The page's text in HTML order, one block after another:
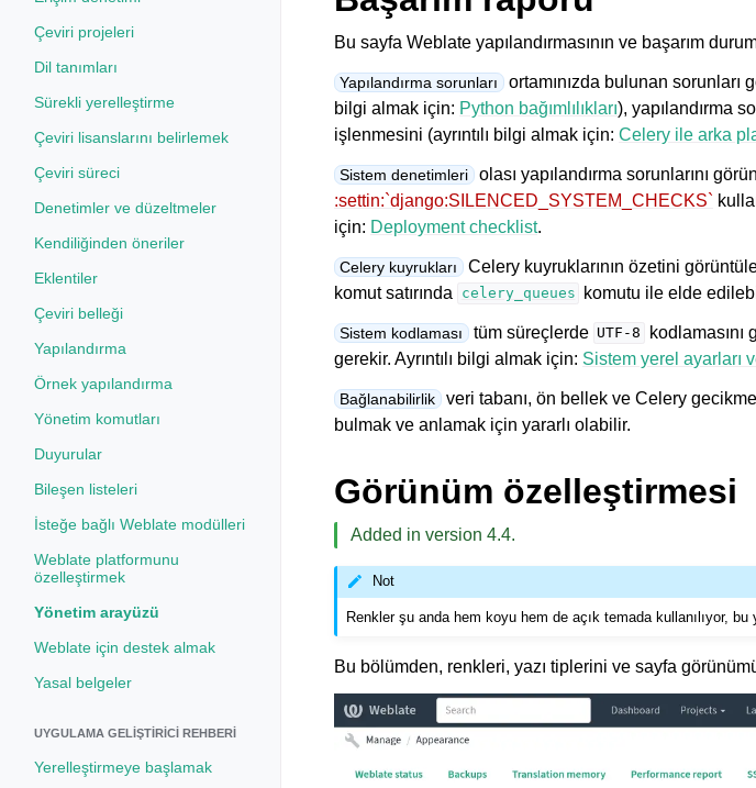
Çeviri projeleri
Dil tanımları
Sürekli yerelleştirme
Çeviri lisanslarını belirlemek
Çeviri süreci
Denetimler ve düzeltmeler
Kendiliğinden öneriler
Eklentiler
Çeviri belleği
Yapılandırma
Örnek yapılandırma
Yönetim komutları
Duyurular
Bileşen listeleri
İsteğe bağlı Weblate modülleri
Weblate platformunu
özelleştirmek
Yönetim arayüzü
Weblate için destek almak
Yasal belgeler
UYGULAMA GELIŞTIRICI REHBERI
Yerelleştirmeye başlamak
Bu sayfa Weblate yapılandırmasının ve başarım
Yapılandırma sorunları ortamınızda bulunan sorunları
bilgi almak için: Python bağımlılıkları), yapılandırma
işlenmesini (ayrıntılı bilgi almak için: Celery ile arka
Sistem denetimleri olası yapılandırma sorunlarını
:settin:`django:SILENCED_SYSTEM_CHECKS`
için: Deployment checklist.
Celery kuyrukları Celery kuyruklarının özetini
komut satırında
celery_queues komutu ile elde
Sistem kodlaması tüm süreçlerde UTF-8
kodlamasını
gerekir. Ayrıntılı bilgi almak için: Sistem yerel ayarları
Bağlanabilirlik veri tabanı, ön bellek ve Celery
bulmak ve anlamak için yararlı olabilir.
Görünüm özelleştirmesi
Added in version 4.4.
Not
Renkler şu anda hem koyu hem de açık temada kullanılıyor,
Bu bölümden, renkleri, yazı tiplerini ve sayfa